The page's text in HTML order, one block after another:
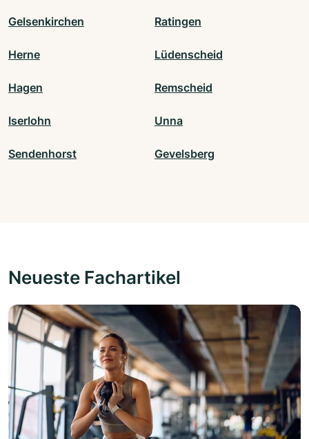
Gelsenkirchen Ratingen
Herne Lüdenscheid
Hagen Remscheid
Iserlohn Unna
Sendenhorst Gevelsberg
Neueste Fachartikel